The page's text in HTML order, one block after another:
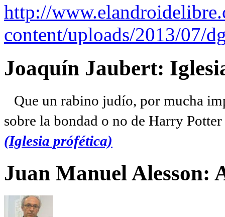
http://
content/uploads/2013/07/
Joaquín Jaubert:
Que un rabino judío, por mucha
sobre la bondad o no de Harry
(Iglesia prófética)
Juan Manuel Alesson: